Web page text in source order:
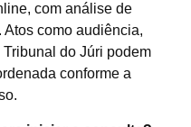
com análise de
como audiência,
do Júri podem
conforme a